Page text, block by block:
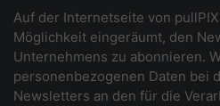
Auf der Internetseite von
Möglichkeit eingeräumt, den
Unternehmens zu abonnieren.
personenbezogenen Daten bei
Newsletters an den für die